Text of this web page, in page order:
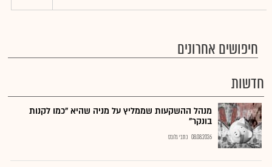
חיפושים אחרונים
חדשות
מנהל ההשקעות שממליץ על מניה שהיא "כמו לקנות
בונקר"
08.08.2026 כתבי גלובס